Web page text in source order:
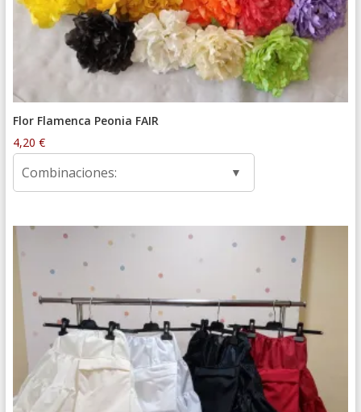
Flor Flamenca Peonia FAIR
4,20 €
Combinaciones: